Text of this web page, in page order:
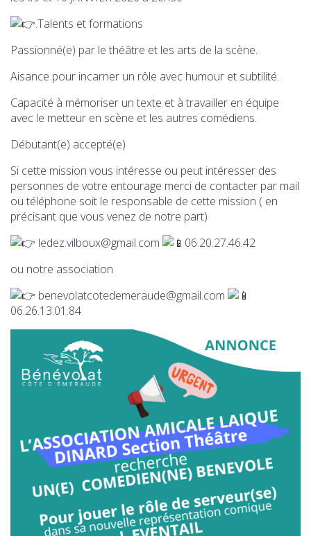
.Talents et formations
Passionné(e) par le théâtre et les arts de la scène.
Aisance pour incarner un rôle avec humour et subtilité.
Capacité à mémoriser un texte et à travailler en équipe
avec le metteur en scène et les autres comédiens.
Débutant(e) accepté(e)
Si cette mission vous intéresse ou peut intéresser des
personnes de votre entourage merci de contacter par mail
ou téléphone soit le responsable de cette mission ( en
précisant que vous venez de notre part)
ledez.vilboux@gmail.com
06.20.27.46.42
ou notre association
benevolatcotedemeraude@gmail.com
06.26.13.01.84